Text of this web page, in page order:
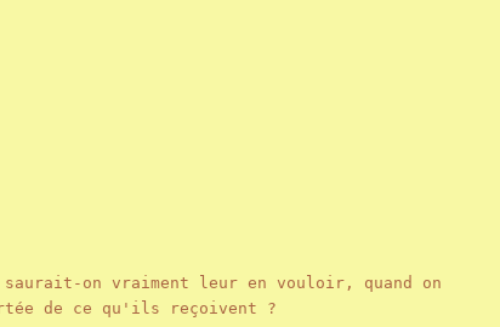
on vraiment leur en vouloir, quand on
de ce qu'ils reçoivent ?